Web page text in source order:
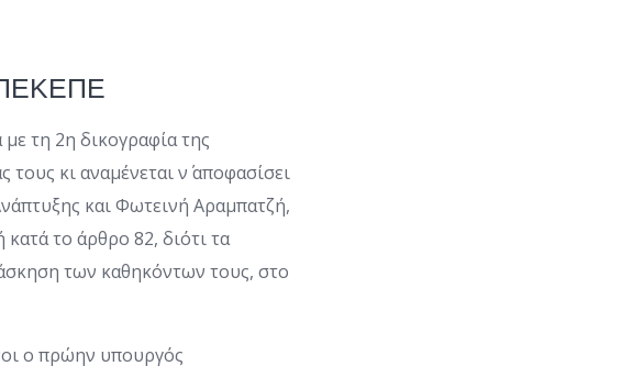
τη 2η δικογραφία της
κι αναμένεται ν΄ αποφασίσει
και Φωτεινή Αραμπατζή,
το άρθρο 82, διότι τα
των καθηκόντων τους, στο
ο πρώην υπουργός